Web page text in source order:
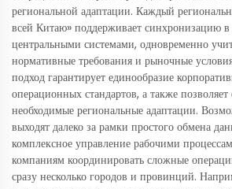
региональной адаптации. Каждый
всей Китаю» поддерживает синхронизацию
центральными системами, одновременно
нормативные требования и рыночные
подход гарантирует единообразие
операционных стандартов, а также позволяет
необходимые региональные адаптации.
выходят далеко за рамки простого обмена
комплексное управление рабочими
компаниям координировать сложные
сразу несколько городов и провинций.